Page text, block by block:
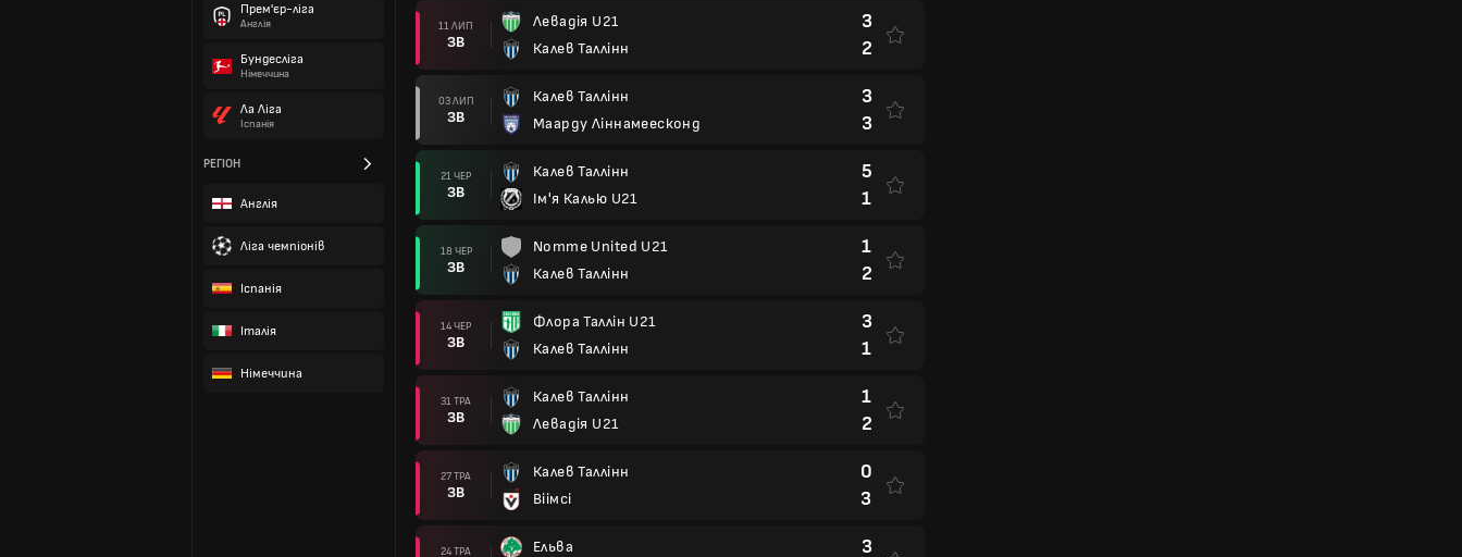
Прем'єр-ліга
Англія
Бундесліга
Німеччина
Ла Ліга
Іспанія
РЕГІОН
Англія
Ліга чемпіонів
Іспанія
Італія
Німеччина
11 ЛИП
ЗВ
Левадія U21
Калев Таллінн
3
2
03 ЛИП
ЗВ
Калев Таллінн
Маарду Ліннамеесконд
3
3
21 ЧЕР
ЗВ
Калев Таллінн
Ім'я Калью U21
5
1
18 ЧЕР
ЗВ
Nomme United U21
Калев Таллінн
1
2
14 ЧЕР
ЗВ
Флора Таллін U21
Калев Таллінн
3
1
31 ТРА
ЗВ
Калев Таллінн
Левадія U21
1
2
27 ТРА
ЗВ
Калев Таллінн
Віімсі
0
3
24 ТРА
Ельва
3